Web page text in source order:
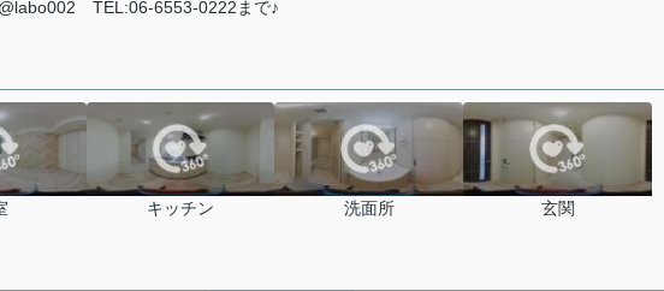
TEL:06-6553-0222まで♪
キッチン 洗面所 玄関